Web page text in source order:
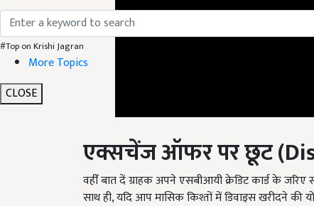
#Top on Krishi Jagran
More Topics
CLOSE
एक्सचेंज ऑफर पर छूट (
वहीँ बात दें ग्राहक अपने एसबीआयी क्रेडिट कार्ड के
साथ ही, यदि आप मासिक किश्तों में डिवाइस खरीदने की
में मदद कर सकता है.